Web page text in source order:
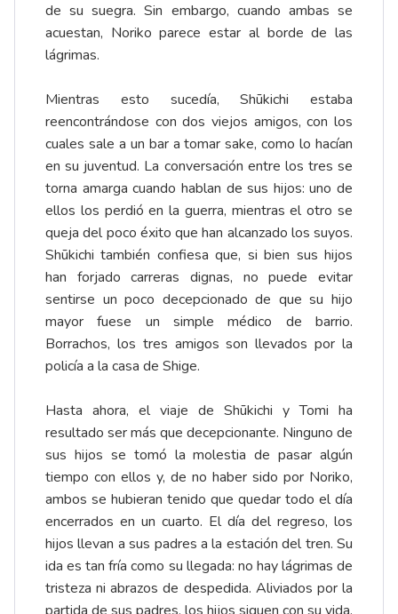
de su suegra. Sin embargo, cuando ambas se
acuestan, Noriko parece estar al borde de las
lágrimas.
Mientras esto sucedía, Shūkichi estaba
reencontrándose con dos viejos amigos, con los
cuales sale a un bar a tomar sake, como lo hacían
en su juventud. La conversación entre los tres se
torna amarga cuando hablan de sus hijos: uno de
ellos los perdió en la guerra, mientras el otro se
queja del poco éxito que han alcanzado los suyos.
Shūkichi también confiesa que, si bien sus hijos
han forjado carreras dignas, no puede evitar
sentirse un poco decepcionado de que su hijo
mayor fuese un simple médico de barrio.
Borrachos, los tres amigos son llevados por la
policía a la casa de Shige.
Hasta ahora, el viaje de Shūkichi y Tomi ha
resultado ser más que decepcionante. Ninguno de
sus hijos se tomó la molestia de pasar algún
tiempo con ellos y, de no haber sido por Noriko,
ambos se hubieran tenido que quedar todo el día
encerrados en un cuarto. El día del regreso, los
hijos llevan a sus padres a la estación del tren. Su
ida es tan fría como su llegada: no hay lágrimas de
tristeza ni abrazos de despedida. Aliviados por la